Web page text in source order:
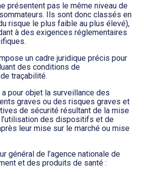
présentent pas le même niveau de
Ils sont donc classés en
risque le plus faible au plus élevé),
à des exigences réglementaires
un cadre juridique précis pour
des conditions de
traçabilité.
pour objet la surveillance des
graves ou des risques graves et
de sécurité résultant de la mise
des dispositifs et de
leur mise sur le marché ou mise
général de l’agence nationale de
et des produits de santé :